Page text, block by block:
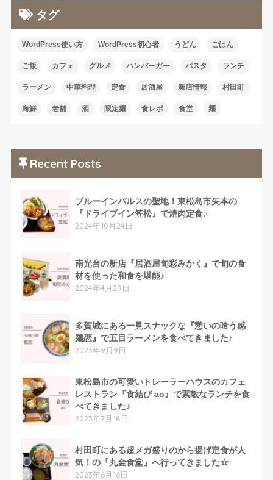
タグ
WordPress使い方 WordPress初心者 うどん ごはん
ご飯 カフェ グルメ ハンバーガー パスタ ランチ
ラーメン 中華料理 定食 居酒屋 新店情報 村田町
海鮮 老舗 酒 限定麺 食レポ 食堂 麺
Recent Posts
ブルーインパルスの聖地！東松島市矢本の
『ドライブイン笠松』で焼肉定食♪
2024年10月24日
南光台の新店『居酒屋旬彩みかく』で旬の食
材を使った和食を堪能♪
2024年4月29日
多賀城にある一見スナックな『憩いの喰う感
麺恋』で五目ラーメンを食べてきました♪
2023年9月9日
東松島市の可愛いトレーラーハウスのカフェ
レストラン『食結び ao』で素敵なランチを食
べてきました♪
2023年7月18日
村田町にある超メガ盛りのから揚げ定食が人
気！の『丸金食堂』へ行ってきました☆
2023年6月16日